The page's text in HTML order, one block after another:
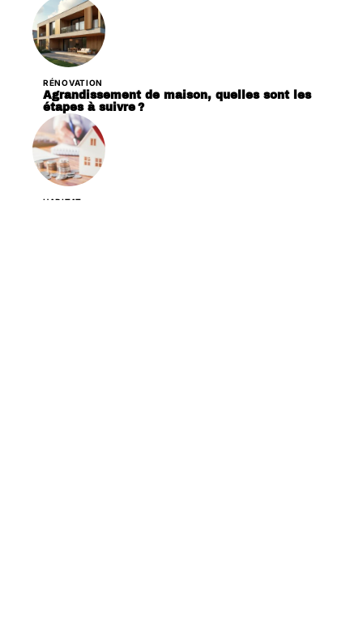
RÉNOVATION
Agrandissement de maison, quelles sont les
étapes à suivre ?
HABITAT